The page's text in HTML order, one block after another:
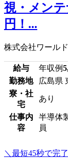
視・メン
円！...
株式会社ワール
給与 年収例
勤務地
広島県
寮・社
宅
あり
仕事内
容
半導体
員
＼最短45秒で完